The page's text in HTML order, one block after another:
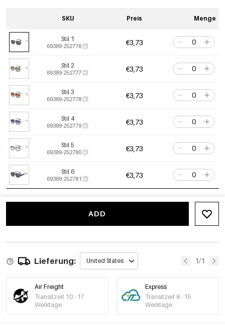
SKU Preis Menge
Stil 1
69389-252776 €3,73
Stil 2
69389-252777 €3,73
Stil 3
69389-252778 €3,73
Stil 4
69389-252779 €3,73
Stil 5
69389-252780 €3,73
Stil 6
69389-252781 €3,73
ADD
Lieferung: United States 1/1
Air Freight
Transitzeit 10 - 17
Werktage
Express
Transitzeit 8 - 15
Werktage